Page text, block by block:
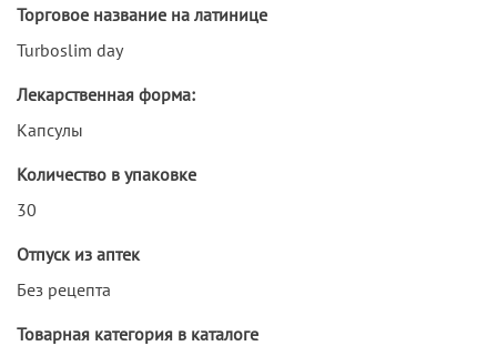
Торговое название на латинице
Turboslim day
Лекарственная форма:
Капсулы
Количество в упаковке
30
Отпуск из аптек
Без рецепта
Товарная категория в каталоге